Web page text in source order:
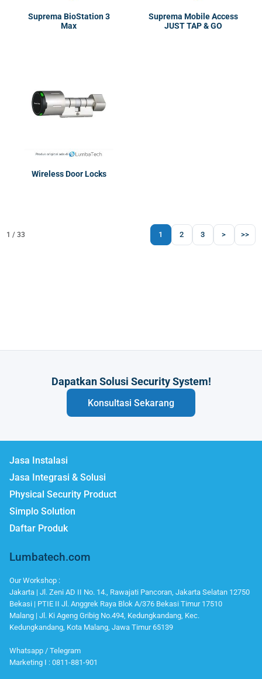
Suprema BioStation 3
Max
Suprema Mobile Access
JUST TAP & GO
Wireless Door Locks
1 / 33 1 2 3 > >>
Dapatkan Solusi Security System!
Konsultasi Sekarang
Jasa Instalasi
Jasa Integrasi & Solusi
Physical Security Product
Simplo Solution
Daftar Produk
Lumbatech.com
Our Workshop :
Jakarta | Jl. Zeni AD II No. 14., Rawajati Pancoran, Jakarta Selatan 12750
Bekasi | PTIE II Jl. Anggrek Raya Blok A/376 Bekasi Timur 17510
Malang | Jl. Ki Ageng Gribig No.494, Kedungkandang, Kec.
Kedungkandang, Kota Malang, Jawa Timur 65139
Whatsapp / Telegram
Marketing I : 0811-881-901